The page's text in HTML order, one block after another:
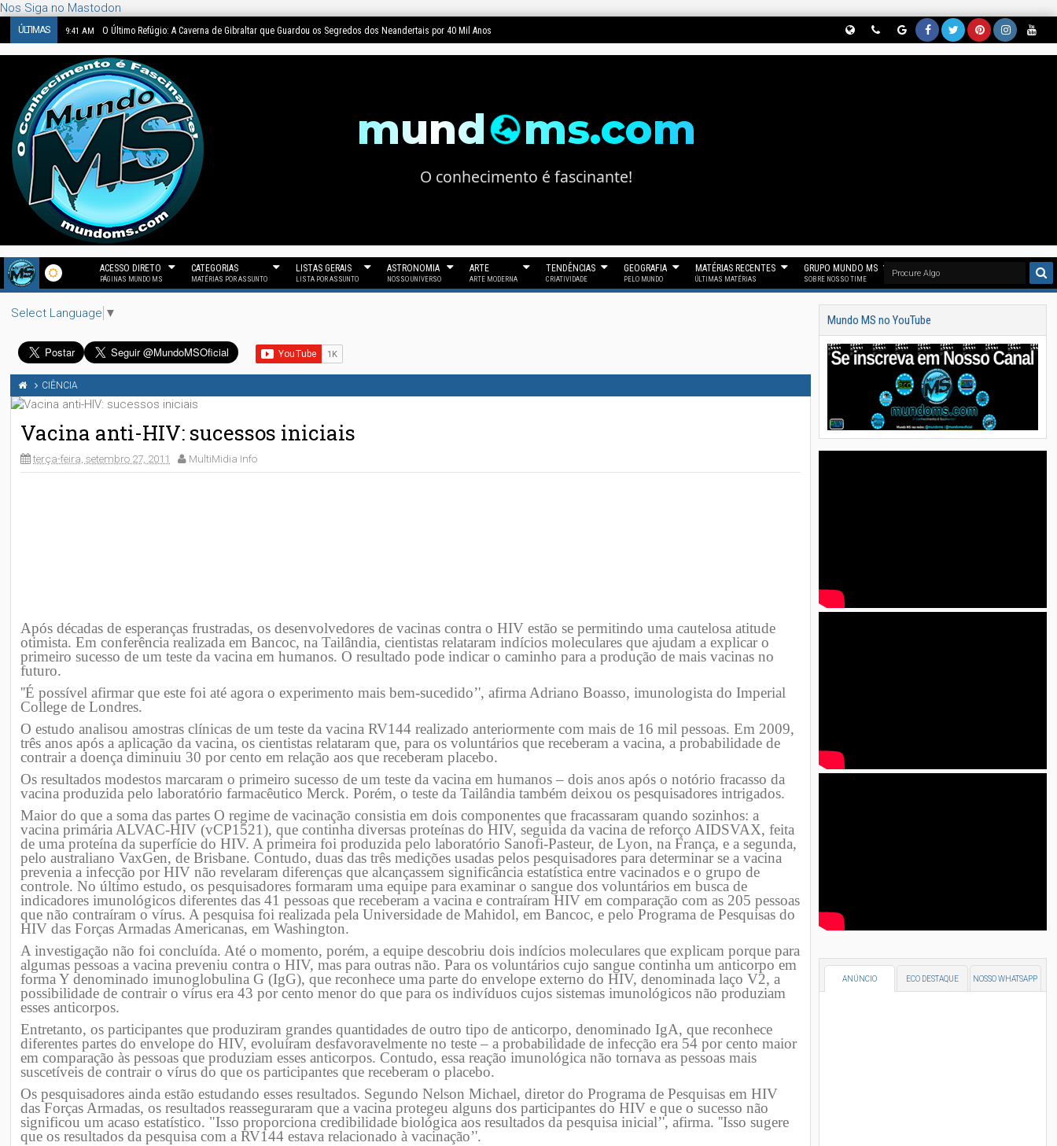
Nos Siga no Mastodon
ÚLTIMAS 9:41 AM O Último Refúgio: A Caverna de Gibraltar que Guardou os Segredos dos Neandertais por 40 Mil Anos
Yout
Mun
Insta
Pinter
Twitt
Face
MS)
Goog
Phon
Telegr
Globe
mund ms.com
O conhecimento é fascinante!
ACESSO DIRETO
PÁGINAS MUNDO MS
CATEGORIAS
MATÉRIAS POR ASSUNTO
LISTAS GERAIS
LISTA POR ASSUNTO
ASTRONOMIA
NOSSO UNIVERSO
ARTE
ARTE MODERNA
TENDÊNCIAS
CRIATIVIDADE
GEOGRAFIA
PELO MUNDO
MATÉRIAS RECENTES
ÚLTIMAS MATÉRIAS
GRUPO MUNDO MS
SOBRE NOSSO TIME
Select Language ▼
CIÊNCIA
Vacina anti-HIV: sucessos iniciais
terça-feira, setembro 27, 2011 MultiMidia Info
Após décadas de esperanças frustradas, os desenvolvedores de vacinas contra o HIV estão se permitindo uma cautelosa atitude
otimista. Em conferência realizada em Bancoc, na Tailândia, cientistas relataram indícios moleculares que ajudam a explicar o
primeiro sucesso de um teste da vacina em humanos. O resultado pode indicar o caminho para a produção de mais vacinas no
futuro.
''É possível afirmar que este foi até agora o experimento mais bem-sucedido’', afirma Adriano Boasso, imunologista do Imperial
College de Londres.
O estudo analisou amostras clínicas de um teste da vacina RV144 realizado anteriormente com mais de 16 mil pessoas. Em 2009,
três anos após a aplicação da vacina, os cientistas relataram que, para os voluntários que receberam a vacina, a probabilidade de
contrair a doença diminuiu 30 por cento em relação aos que receberam placebo.
Os resultados modestos marcaram o primeiro sucesso de um teste da vacina em humanos – dois anos após o notório fracasso da
vacina produzida pelo laboratório farmacêutico Merck. Porém, o teste da Tailândia também deixou os pesquisadores intrigados.
Maior do que a soma das partes O regime de vacinação consistia em dois componentes que fracassaram quando sozinhos: a
vacina primária ALVAC-HIV (vCP1521), que continha diversas proteínas do HIV, seguida da vacina de reforço AIDSVAX, feita
de uma proteína da superfície do HIV. A primeira foi produzida pelo laboratório Sanofi-Pasteur, de Lyon, na França, e a segunda,
pelo australiano VaxGen, de Brisbane. Contudo, duas das três medições usadas pelos pesquisadores para determinar se a vacina
prevenia a infecção por HIV não revelaram diferenças que alcançassem significância estatística entre vacinados e o grupo de
controle. No último estudo, os pesquisadores formaram uma equipe para examinar o sangue dos voluntários em busca de
indicadores imunológicos diferentes das 41 pessoas que receberam a vacina e contraíram HIV em comparação com as 205 pessoas
que não contraíram o vírus. A pesquisa foi realizada pela Universidade de Mahidol, em Bancoc, e pelo Programa de Pesquisas do
HIV das Forças Armadas Americanas, em Washington.
A investigação não foi concluída. Até o momento, porém, a equipe descobriu dois indícios moleculares que explicam porque para
algumas pessoas a vacina preveniu contra o HIV, mas para outras não. Para os voluntários cujo sangue continha um anticorpo em
forma Y denominado imunoglobulina G (IgG), que reconhece uma parte do envelope externo do HIV, denominada laço V2, a
possibilidade de contrair o vírus era 43 por cento menor do que para os indivíduos cujos sistemas imunológicos não produziam
esses anticorpos.
Entretanto, os participantes que produziram grandes quantidades de outro tipo de anticorpo, denominado IgA, que reconhece
diferentes partes do envelope do HIV, evoluíram desfavoravelmente no teste – a probabilidade de infecção era 54 por cento maior
em comparação às pessoas que produziam esses anticorpos. Contudo, essa reação imunológica não tornava as pessoas mais
suscetíveis de contrair o vírus do que os participantes que receberam o placebo.
Os pesquisadores ainda estão estudando esses resultados. Segundo Nelson Michael, diretor do Programa de Pesquisas em HIV
das Forças Armadas, os resultados reasseguraram que a vacina protegeu alguns dos participantes do HIV e que o sucesso não
significou um acaso estatístico. "Isso proporciona credibilidade biológica aos resultados da pesquisa inicial’', afirma. ''Isso sugere
que os resultados da pesquisa com a RV144 estava relacionado à vacinação’'.
Mundo MS no YouTube
ANÚNCIO ECO DESTAQUE NOSSO WHATSAPP